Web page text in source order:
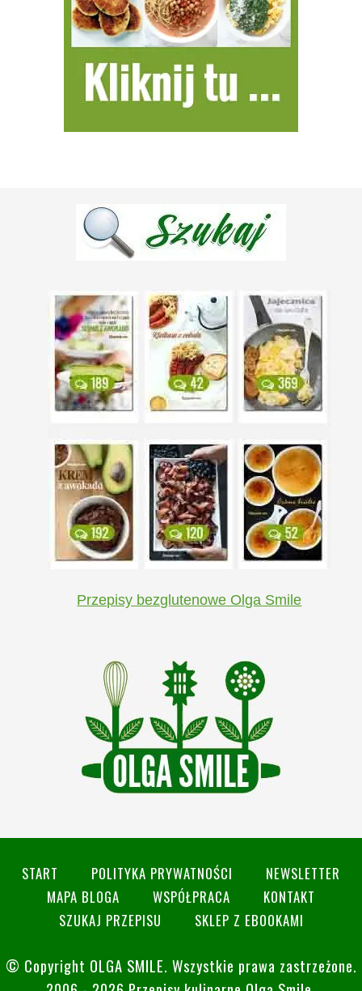
Przepisy bezglutenowe Olga Smile
START POLITYKA PRYWATNOŚCI
NEWSLETTER
MAPA BLOGA
WSPÓŁPRACA
KONTAKT
SZUKAJ PRZEPISU
SKLEP Z EBOOKAMI
© Copyright OLGA SMILE. Wszystkie prawa zastrzeżone.